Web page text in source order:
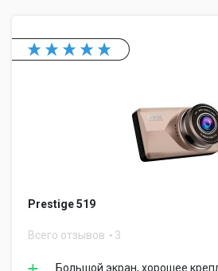
Prestige 519
Всего отзывов 3
Большой экран, хорошее